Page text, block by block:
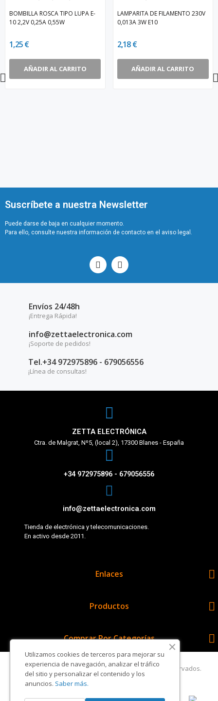
BOMBILLA ROSCA TIPO LUPA E-
10 2,2V 0,25A 0,55W
1,25 €
AÑADIR AL CARRITO
LAMPARITA DE FILAMENTO 230V
0,013A 3W E10
2,18 €
AÑADIR AL CARRITO
Suscríbete a nuestra Newsletter
Puede darse de baja en cualquier momento.
Para ello, consulte nuestra información de contacto en el aviso legal.
Envíos 24/48h
¡Entrega Rápida!
info@zettaelectronica.com
¡Soporte de pedidos!
Tel.+34 972975896 - 679056556
¡Línea de consultas!
ZETTA ELECTRÓNICA
Ctra. de Malgrat, Nº5, (local 2), 17300 Blanes - España
+34 972975896 - 679056556
info@zettaelectronica.com
Tienda de electrónica y telecomunicaciones.
En activo desde 2011.
Enlaces 
Productos 
Comprar Por Categorías 
Copyright © Zetta Electrónica. Todos los derechos reservados.
Utilizamos cookies de terceros para mejorar su
experiencia de navegación, analizar el tráfico
del sitio y personalizar el contenido y los
anuncios. Saber más.